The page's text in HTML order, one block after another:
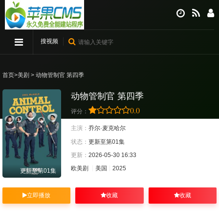
搜视频
首页>美剧 > 动物管制官 第四季
更新至第01集
动物管制官 第四季
评分： 0.0
主演： 乔尔·麦克哈尔
状态： 更新至第01集
更新： 2026-05-30 16:33
欧美剧
美国 2025
立即播放 收藏 收藏